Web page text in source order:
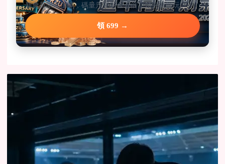
新會員限定加碼，碼量只要彩金五倍，領完就能玩。
領 699 →